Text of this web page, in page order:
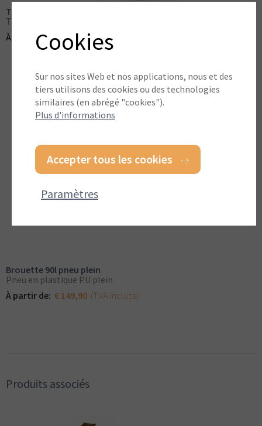
Tapis de gravier ECCOgravel 40D HDPE blanc
Tapis de gravier
À partir de:€ 26,95 (TVA incluse)
Brouette 90l pneu plein
Pneu en plastique PU plein
À partir de: € 149,90 (TVA incluse)
Produits associés
Cookies
Sur nos sites Web et nos applications, nous et des
tiers utilisons des cookies ou des technologies
similaires (en abrégé "cookies").
Plus d'informations
Accepter tous les cookies
Paramètres